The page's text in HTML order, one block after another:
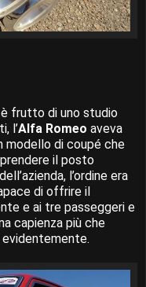
frutto di uno studio
l’Alfa Romeo aveva
modello di coupé che
il posto
l’ordine era
di offrire il
e ai tre passeggeri e
capienza più che